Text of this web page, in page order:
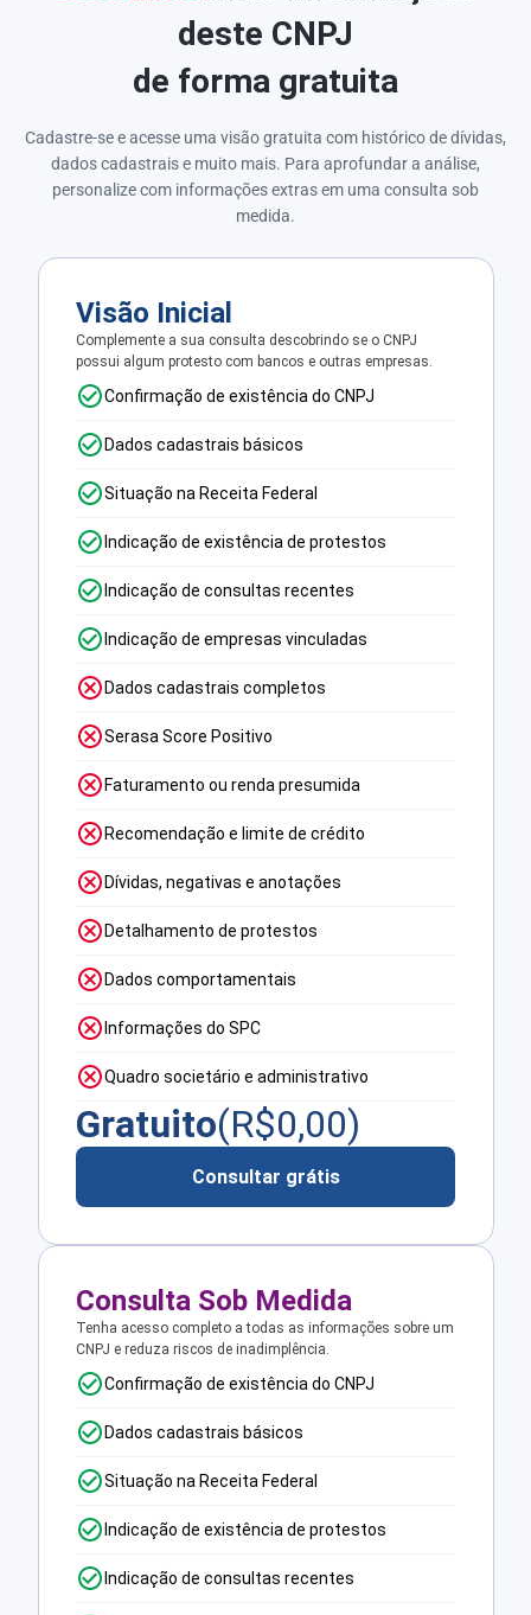
deste CNPJ
de forma gratuita
Cadastre-se e acesse uma visão gratuita com histórico de dívidas,
dados cadastrais e muito mais. Para aprofundar a análise,
personalize com informações extras em uma consulta sob
medida.
Visão Inicial
Complemente a sua consulta descobrindo se o CNPJ
possui algum protesto com bancos e outras empresas.
Confirmação de existência do CNPJ
Dados cadastrais básicos
Situação na Receita Federal
Indicação de existência de protestos
Indicação de consultas recentes
Indicação de empresas vinculadas
Dados cadastrais completos
Serasa Score Positivo
Faturamento ou renda presumida
Recomendação e limite de crédito
Dívidas, negativas e anotações
Detalhamento de protestos
Dados comportamentais
Informações do SPC
Quadro societário e administrativo
Gratuito(R$0,00)
Consultar grátis
Consulta Sob Medida
Tenha acesso completo a todas as informações sobre um
CNPJ e reduza riscos de inadimplência.
Confirmação de existência do CNPJ
Dados cadastrais básicos
Situação na Receita Federal
Indicação de existência de protestos
Indicação de consultas recentes